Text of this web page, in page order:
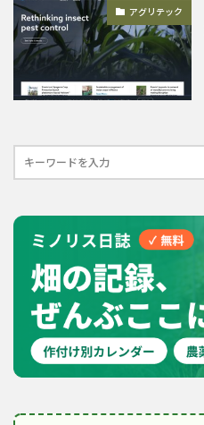
アグリテック